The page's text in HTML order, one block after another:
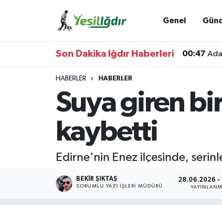
Genel
Son Dakika Iğdır Haberleri 00:47
HABERLER HABERLER
Suya giren
kaybetti
Edirne'nin Enez ilçesinde,
BEKIR ŞIKTAŞ
SORUMLU YAZI İŞLERI MÜDÜRÜ
28.06.2026 -
Iğdır Trafik Yoğunluk Haritası
Süper Lig Puan Durumu ve Fikstür
Tüm Manşetler
Son Dakika Haberleri